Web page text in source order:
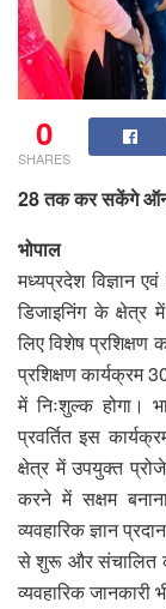
0
SHARES
28 तक कर सकेंगे
भोपाल
मध्यप्रदेश विज्ञान
डिजाइनिंग के क्षेत्र
लिए विशेष प्रशिक्षण
प्रशिक्षण कार्यक्रम
में निःशुल्क होगा।
प्रवर्तित इस
क्षेत्र में उपयुक्त
करने में सक्षम
व्यवहारिक ज्ञान
से शुरू और संचालित
व्यवहारिक जानकारी